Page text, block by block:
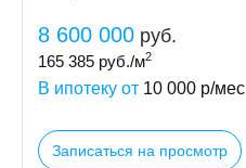
8 600 000 руб.
165 385 руб./м2
В ипотеку от 10 000 р/мес
Записаться на просмотр